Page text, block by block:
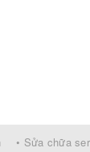
• Sửa chữa